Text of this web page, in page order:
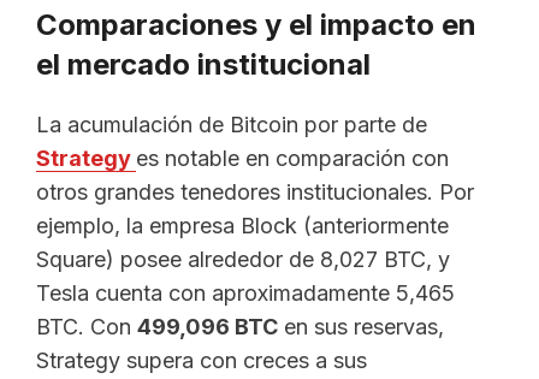
Comparaciones y el impacto en
el mercado institucional
La acumulación de Bitcoin por parte de
Strategy es notable en comparación con
otros grandes tenedores institucionales. Por
ejemplo, la empresa Block (anteriormente
Square) posee alrededor de 8,027 BTC, y
Tesla cuenta con aproximadamente 5,465
BTC. Con 499,096 BTC en sus reservas,
Strategy supera con creces a sus